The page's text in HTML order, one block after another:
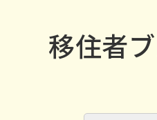
移住者